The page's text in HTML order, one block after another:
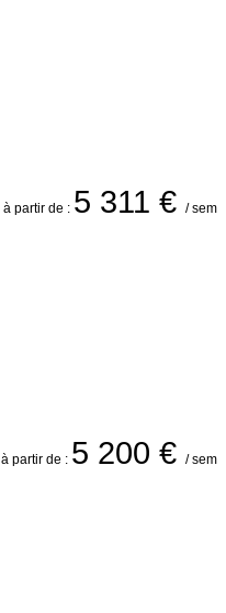
à partir de : 5 311 € / sem
à partir de : 5 200 € / sem